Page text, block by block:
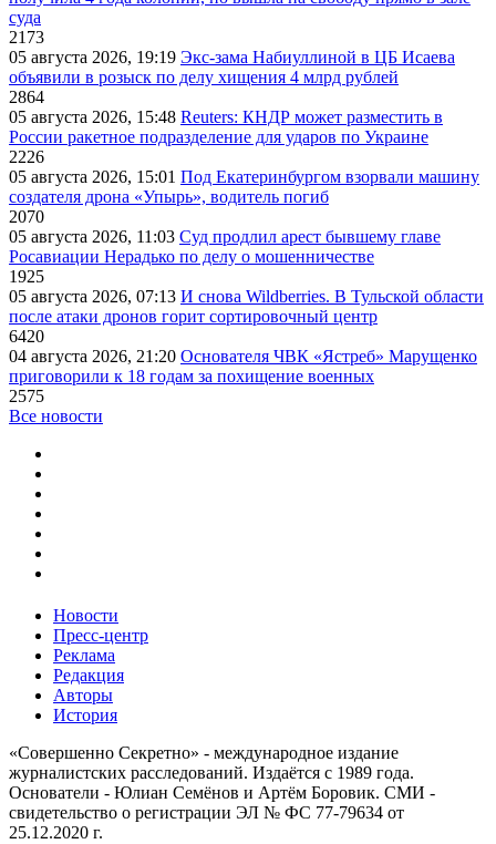
суда
2173
05 августа 2026, 19:19 Экс-зама Набиуллиной в ЦБ Исаева
объявили в розыск по делу хищения 4 млрд рублей
2864
05 августа 2026, 15:48 Reuters: КНДР может разместить в
России ракетное подразделение для ударов по Украине
2226
05 августа 2026, 15:01 Под Екатеринбургом взорвали машину
создателя дрона «Упырь», водитель погиб
2070
05 августа 2026, 11:03 Суд продлил арест бывшему главе
Росавиации Нерадько по делу о мошенничестве
1925
05 августа 2026, 07:13 И снова Wildberries. В Тульской области
после атаки дронов горит сортировочный центр
6420
04 августа 2026, 21:20 Основателя ЧВК «Ястреб» Марущенко
приговорили к 18 годам за похищение военных
2575
Все новости
Новости
Пресс-центр
Реклама
Редакция
Авторы
История
«Совершенно Секретно» - международное издание
журналистских расследований. Издаётся с 1989 года.
Основатели - Юлиан Семёнов и Артём Боровик. CМИ -
свидетельство о регистрации ЭЛ № ФС 77-79634 от
25.12.2020 г.